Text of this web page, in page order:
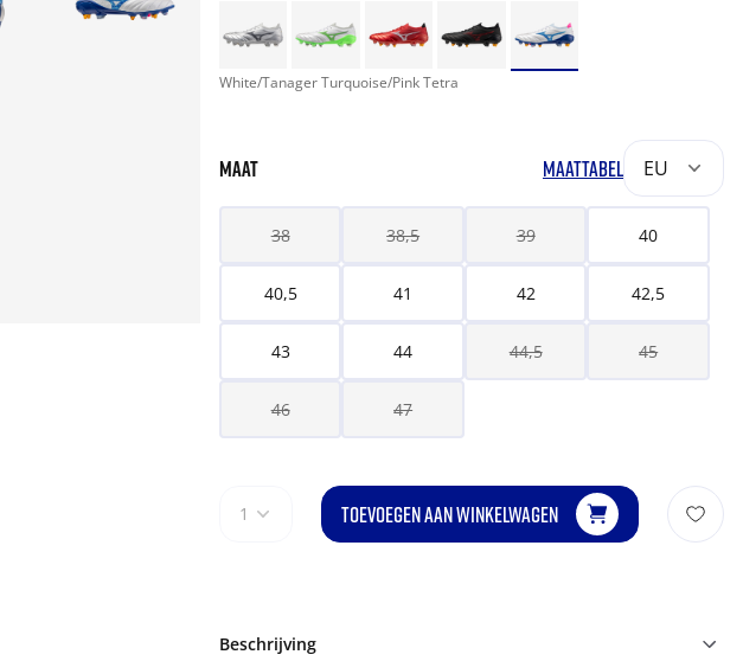
White/Tanager Turquoise/Pink Tetra
MAAT MAATTABEL EU
38 38,5 39 40
40,5 41 42 42,5
43 44 44,5 45
46 47
1 TOEVOEGEN AAN WINKELWAGEN
Beschrijving